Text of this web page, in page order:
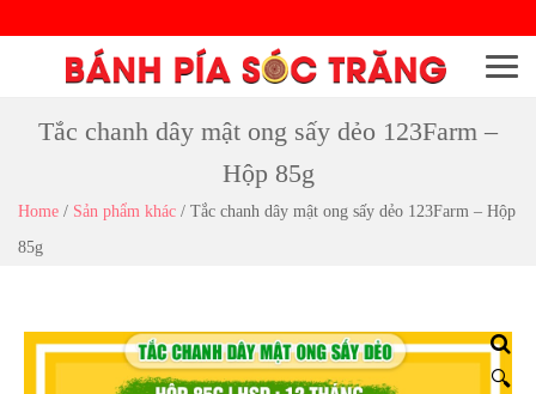
Menu
Tắc chanh dây mật ong sấy dẻo 123Farm –
Hộp 85g
Home / Sản phẩm khác / Tắc chanh dây mật ong sấy dẻo 123Farm – Hộp
85g
🔍